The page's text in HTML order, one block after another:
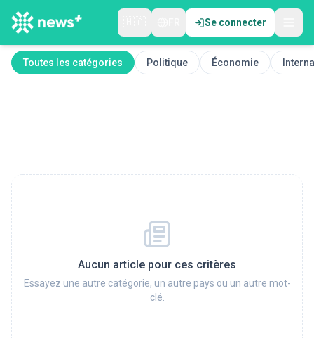
Se connecter
Toutes les catégories Politique Économie
Aucun article pour ces critères
Essayez une autre catégorie, un autre pays ou un autre mot-
clé.